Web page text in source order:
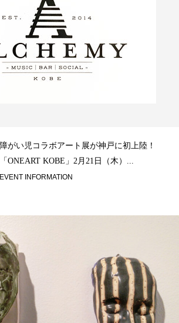
障がい児コラボアート展が神戸に初上陸！
「ONEART KOBE」2月21日（木）...
EVENT INFORMATION